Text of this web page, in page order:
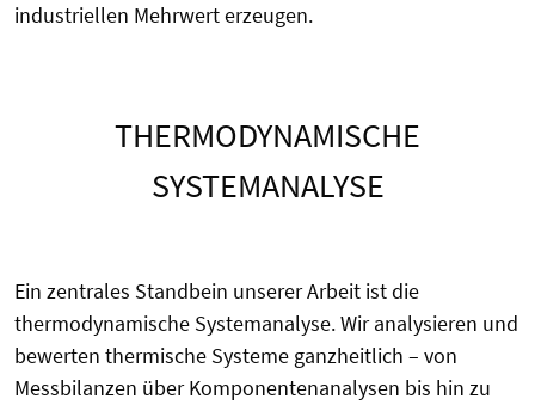
industriellen Mehrwert erzeugen.
THERMODYNAMISCHE
SYSTEMANALYSE
Ein zentrales Standbein unserer Arbeit ist die
thermodynamische Systemanalyse. Wir analysieren und
bewerten thermische Systeme ganzheitlich – von
Messbilanzen über Komponentenanalysen bis hin zu